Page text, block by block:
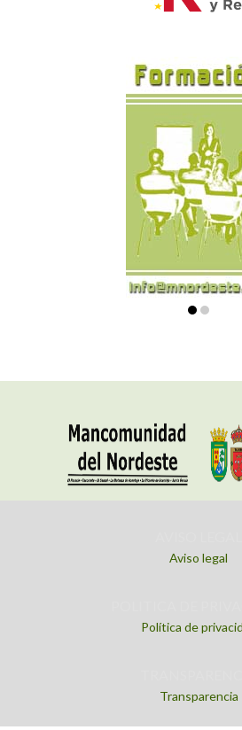
Aviso legal
Política de
Transparencia